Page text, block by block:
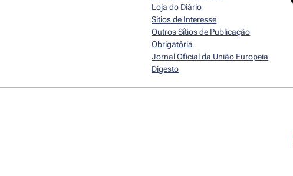
Loja do Diário
Sítios de Interesse
Outros Sítios de Publicação
Obrigatória
Jornal Oficial da União Europeia
Digesto